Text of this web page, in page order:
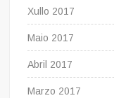
Xullo 2017
Maio 2017
Abril 2017
Marzo 2017